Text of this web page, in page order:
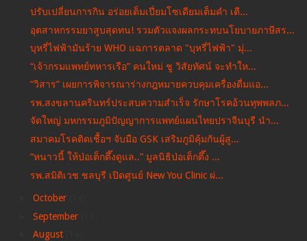
ปรับเปลี่ยนการกิน อร่อยเต็มเปี่ยมโซเดียมเต็มคำ เตื...
อุตสาหกรรมยาสูบสุดทน! รวมตัวแจงผลกระทบนโยบายภาษีสร...
บุหรี่ไฟฟ้ามันร้าย WHO แฉการตลาด "บุหรี่ไฟฟ้า" มุ่...
“เจ้ากรมแพทย์ทหารเรือ” คนใหม่ ชู วิสัยทัศน์ จะทำให...
“วิสาร” เผยการพิจารณาร่างกฎหมายควบคุมเครื่องดื่มแอ...
รพ.สงขลานครินทร์ประสบความสำเร็จ รักษาโรคอ้วนทุพพลภ...
จัดใหญ่ มหกรรมภูมิปัญญาการแพทย์แผนไทยปราจีนบุรี นำ...
สมาคมโรคติดเชื้อฯ จับมือ GSK เสริมภูมิคุ้มกันผู้สู...
“หนาวนี้ ให้ป่อเต็กตึ๊งดูแล..” มูลนิธิป่อเต็กตึ๊ง ...
รพ.สมิติเวช ชลบุรี เปิดศูนย์ New You Clinic ผ่...
October
September
August